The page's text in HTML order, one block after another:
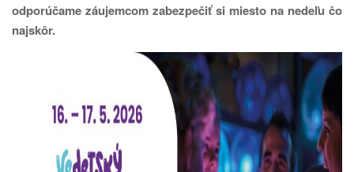
odporúčame záujemcom zabezpečiť si miesto na nedeľu čo
najskôr.